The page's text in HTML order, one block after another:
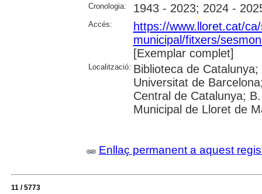
Cronologia: 1943 - 2023; 2024 -
Accés:
https://www.lloret.cat/
municipal/fitxers/
[Exemplar complet]
Localització: Biblioteca de
Universitat de
Central de Catalunya;
Municipal de Lloret de
Enllaç permanent a aquest
11 / 5773